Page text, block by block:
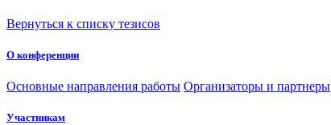
Вернуться к списку тезисов
О конференции
Основные направления работы Организаторы и партнеры
Участникам